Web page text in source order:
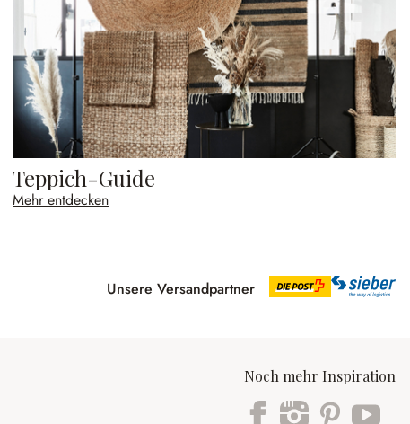
Teppich-Guide
Mehr entdecken
Unsere Versandpartner
Noch mehr Inspiration